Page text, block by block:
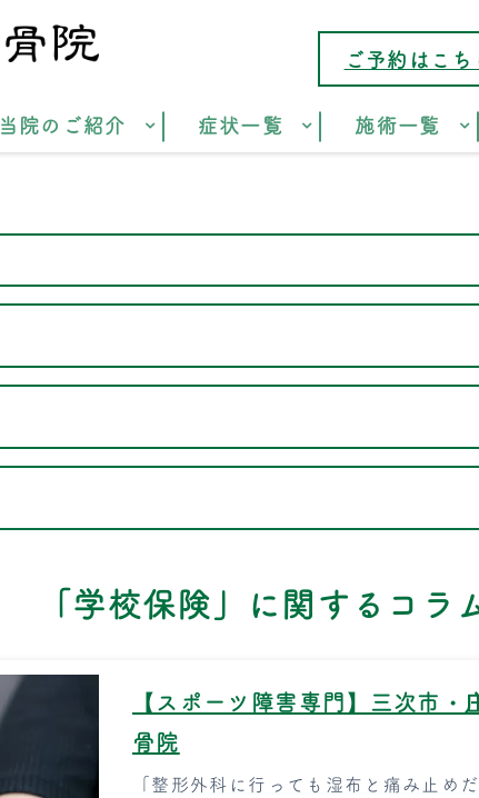
ご予約はこち
当院のご紹介 症状一覧 施術一覧
「学校保険」に関するコラ
【スポーツ障害専門】三次市
骨院
「整形外科に行っても湿布と痛み止め